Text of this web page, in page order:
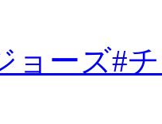
ョーズ#